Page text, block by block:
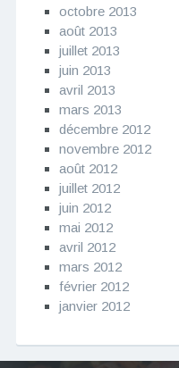
octobre 2013
août 2013
juillet 2013
juin 2013
avril 2013
mars 2013
décembre 2012
novembre 2012
août 2012
juillet 2012
juin 2012
mai 2012
avril 2012
mars 2012
février 2012
janvier 2012